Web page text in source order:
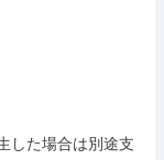
した場合は別途支